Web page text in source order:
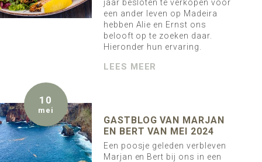
jaar besloten te verkopen voor
een ander leven op Madeira
hebben Alie en Ernst ons
belooft op te zoeken daar.
Hieronder hun ervaring.
LEES MEER
10
mei
GASTBLOG VAN MARJAN
EN BERT VAN MEI 2024
Een poosje geleden verbleven
Marjan en Bert bij ons in een